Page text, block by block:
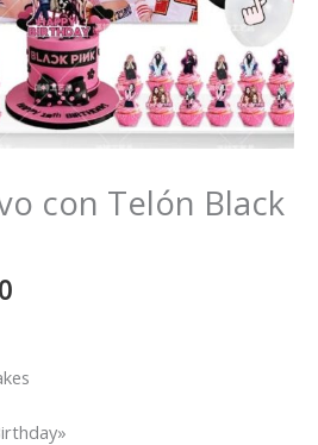
con Telón Black
es: